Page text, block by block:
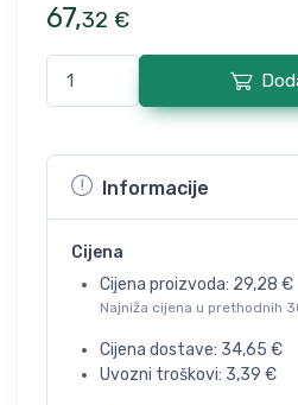
67,32 €
Informacije
Cijena
Cijena proizvoda: 29,28 €
Najniža cijena u prethodnih
Cijena dostave: 34,65 €
Uvozni troškovi: 3,39 €